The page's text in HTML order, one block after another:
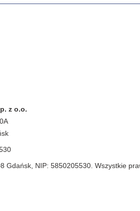
z o.o.
NIP: 5850205530. Wszystkie